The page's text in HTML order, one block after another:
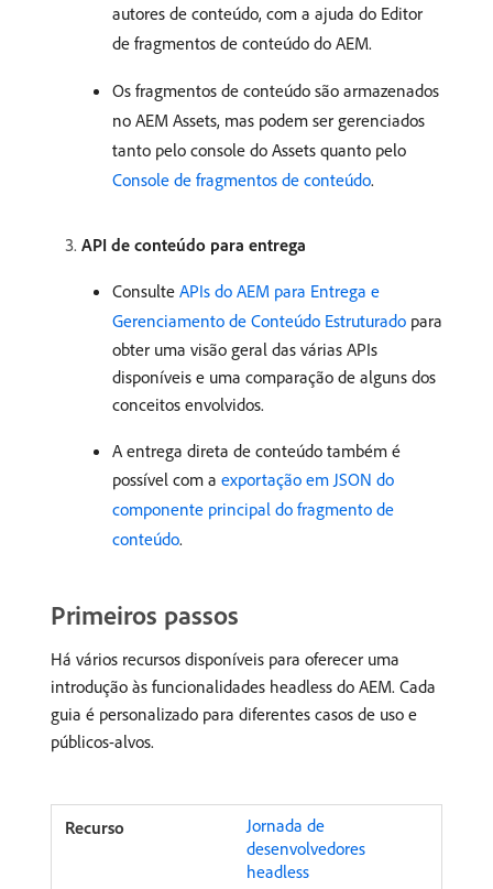
autores de conteúdo, com a ajuda do Editor
de fragmentos de conteúdo do AEM.
Os fragmentos de conteúdo são armazenados
no AEM Assets, mas podem ser gerenciados
tanto pelo console do Assets quanto pelo
Console de fragmentos de conteúdo.
API de conteúdo para entrega
Consulte APIs do AEM para Entrega e
Gerenciamento de Conteúdo Estruturado para
obter uma visão geral das várias APIs
disponíveis e uma comparação de alguns dos
conceitos envolvidos.
A entrega direta de conteúdo também é
possível com a exportação em JSON do
componente principal do fragmento de
conteúdo.
Primeiros passos
Há vários recursos disponíveis para oferecer uma
introdução às funcionalidades headless do AEM. Cada
guia é personalizado para diferentes casos de uso e
públicos-alvos.
Jornada de
desenvolvedores
headless